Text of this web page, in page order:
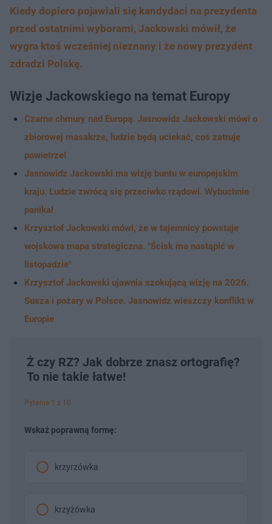
Kiedy dopiero pojawiali się kandydaci na prezydenta
przed ostatnimi wyborami, Jackowski mówił, że
wygra ktoś wcześniej nieznany i że nowy prezydent
zdradzi Polskę.
Wizje Jackowskiego na temat Europy
Czarne chmury nad Europą. Jasnowidz Jackowski mówi o
zbiorowej masakrze, ludzie będą uciekać, coś zatruje
powietrze!
Jasnowidz Jackowski ma wizję buntu w europejskim
kraju. Ludzie zwrócą się przeciwko rządowi. Wybuchnie
panika!
Krzysztof Jackowski mówi, że w tajemnicy powstaje
wojskowa mapa strategiczna. "Ścisk ma nastąpić w
listopadzie"
Krzysztof Jackowski ujawnia szokującą wizję na 2026.
Susza i pożary w Polsce. Jasnowidz wieszczy konflikt w
Europie
Ż czy RZ? Jak dobrze znasz ortografię?
To nie takie łatwe!
Pytanie 1 z 10
Wskaż poprawną formę:
krzyrzówka
krzyżówka